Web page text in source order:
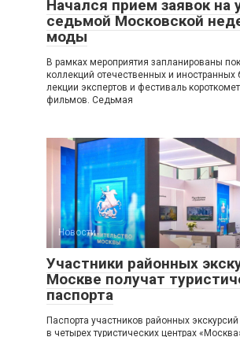
Начался прием заявок на
седьмой Московской
моды
В рамках мероприятия запланированы
коллекций отечественных и иностранных
лекции экспертов и фестиваль
фильмов. Седьмая
Новости
Участники районных
Москве получат
паспорта
Паспорта участников районных
в четырех туристических центрах